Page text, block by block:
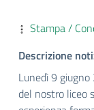
Stampa /
Descrizione
Lunedì 9
del nostro liceo